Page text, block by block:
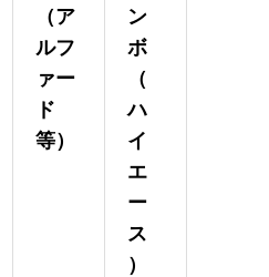
（ア
ルフ
ァー
ド
等）
ン
ボ
（
ハ
イ
エ
ー
ス
）